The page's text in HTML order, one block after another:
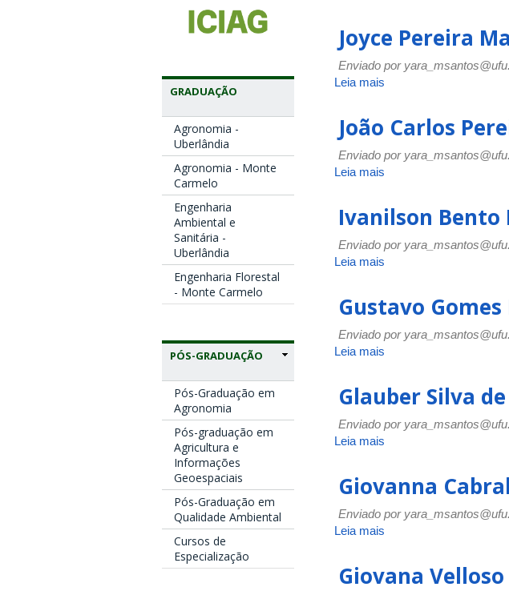
GRADUAÇÃO
Agronomia -
Uberlândia
Agronomia - Monte
Carmelo
Engenharia
Ambiental e
Sanitária -
Uberlândia
Engenharia Florestal
- Monte Carmelo
PÓS-GRADUAÇÃO
Pós-Graduação em
Agronomia
Pós-graduação em
Agricultura e
Informações
Geoespaciais
Pós-Graduação em
Qualidade Ambiental
Cursos de
Especialização
Santana
Joyce Pereira
Enviado por
Leia mais
Maximiano
João Carlos
Enviado por
Leia mais
Carlos
Pereira
Ivanilson Bento
Enviado por
Leia mais
Leite
Gustavo Gomes
Enviado por
Leia mais
Gomes
Borges
Glauber Silva de
Enviado por
Leia mais
de
Giovanna
Enviado por
Leia mais
Gomes
Giovana